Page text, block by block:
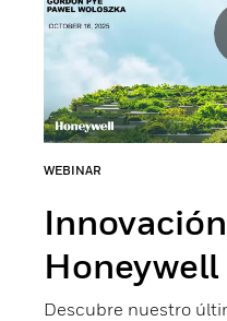
WEBINAR
Honeywell
Descubre nuestro